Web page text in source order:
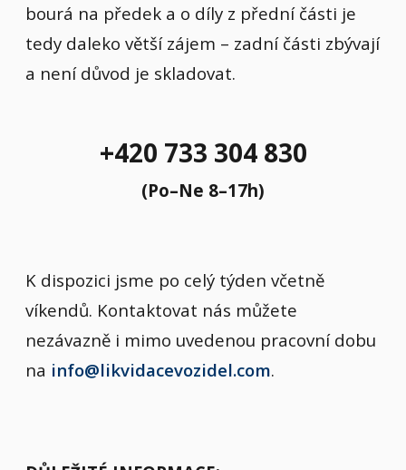
bourá na předek a o díly z přední části je
tedy daleko větší zájem – zadní části zbývají
a není důvod je skladovat.
+420 733 304 830
(Po–Ne 8–17h)
K dispozici jsme po celý týden včetně
víkendů. Kontaktovat nás můžete
nezávazně i mimo uvedenou pracovní dobu
na info@likvidacevozidel.com.